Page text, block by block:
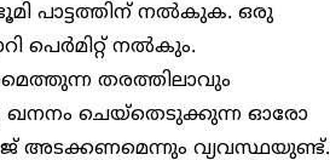
പാട്ടത്തിന് നൽകുക. ഒരു
പെർമിറ്റ് നൽകും.
തരത്തിലാവും
ഖനനം ചെയ്‌തെടുക്കുന്ന ഓരോ
അടക്കണമെന്നും വ്യവസ്ഥയുണ്ട്.